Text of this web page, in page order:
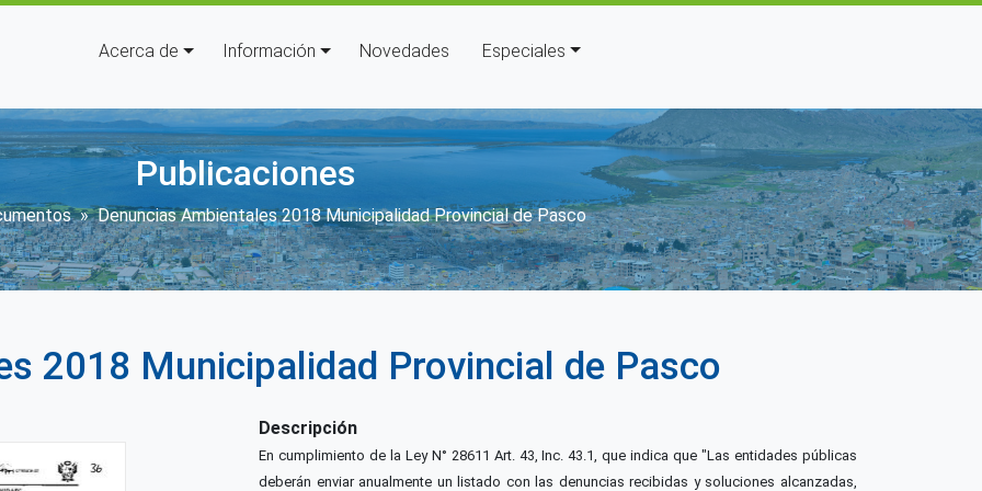
Navegación principal
Acerca de Información Novedades Especiales
Publicaciones
enlaces de ayuda a la navegación
Denuncias Ambientales 2018 Municipalidad Provincial de Pasco
2018 Municipalidad Provincial de Pasco
Descripción
En cumplimiento de la Ley N° 28611 Art. 43, Inc. 43.1, que indica que "Las entidades públicas
deberán enviar anualmente un listado con las denuncias recibidas y soluciones alcanzadas,